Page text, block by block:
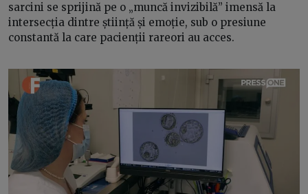
sarcini se sprijină pe o „muncă invizibilă” imensă la
intersecția dintre știință și emoție, sub o presiune
constantă la care pacienții rareori au acces.